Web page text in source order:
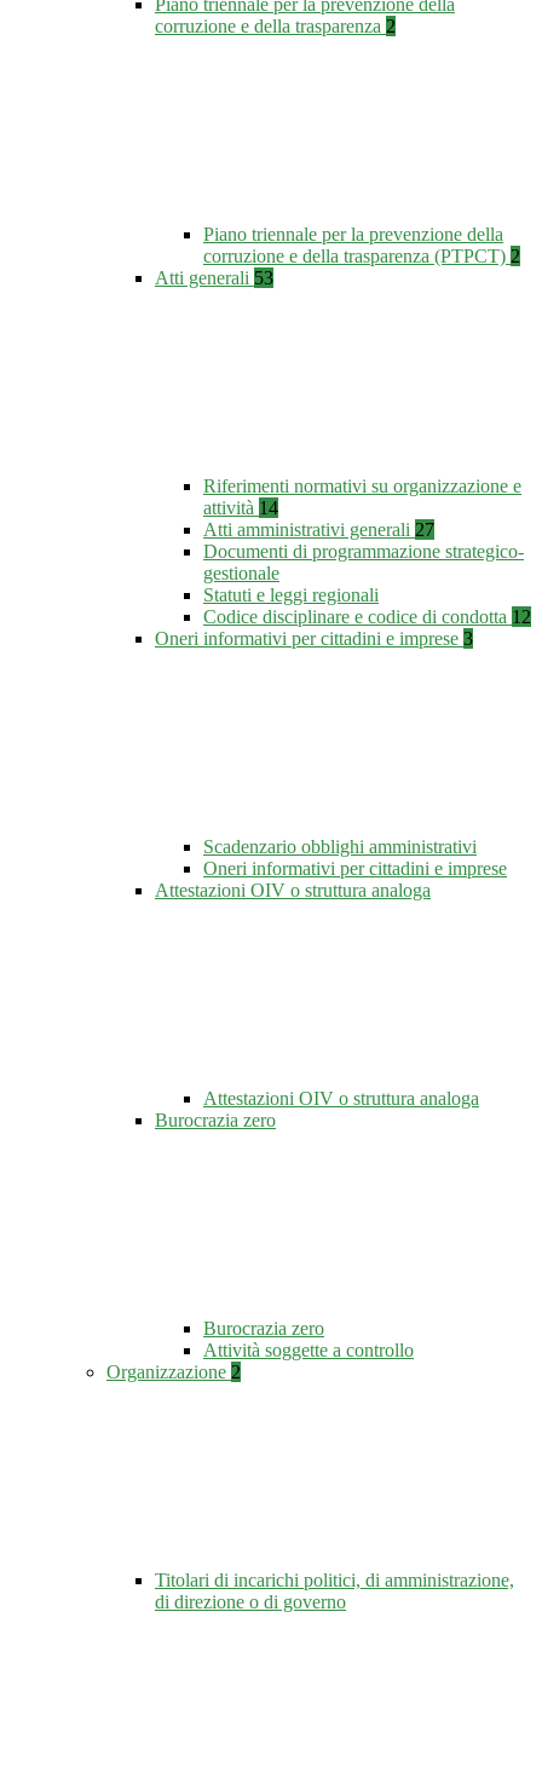
Piano triennale per la prevenzione della
corruzione e della trasparenza 2
Piano triennale per la prevenzione della
corruzione e della trasparenza (PTPCT) 2
Atti generali 53
Riferimenti normativi su organizzazione e
attività 14
Atti amministrativi generali 27
Documenti di programmazione strategico-
gestionale
Statuti e leggi regionali
Codice disciplinare e codice di condotta 12
Oneri informativi per cittadini e imprese 3
Scadenzario obblighi amministrativi
Oneri informativi per cittadini e imprese
Attestazioni OIV o struttura analoga
Attestazioni OIV o struttura analoga
Burocrazia zero
Burocrazia zero
Attività soggette a controllo
Organizzazione 2
Titolari di incarichi politici, di amministrazione,
di direzione o di governo